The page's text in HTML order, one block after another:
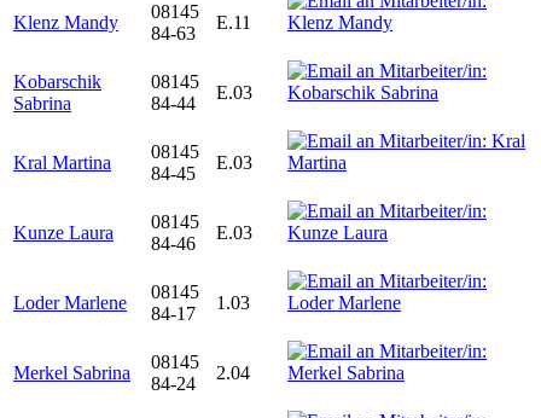
Klenz Mandy
08145
84-63
E.11
Kobarschik
Sabrina
08145
84-44
E.03
Kral Martina
08145
84-45
E.03
Kunze Laura
08145
84-46
E.03
Loder Marlene
08145
84-17
1.03
Merkel Sabrina
08145
84-24
2.04